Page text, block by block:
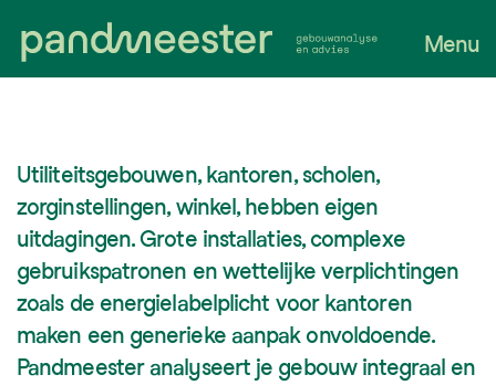
Menu
Utiliteitsgebouwen, kantoren, scholen,
zorginstellingen, winkel, hebben eigen
uitdagingen. Grote installaties, complexe
gebruikspatronen en wettelijke verplichtingen
zoals de energielabelplicht voor kantoren
maken een generieke aanpak onvoldoende.
Pandmeester analyseert je gebouw integraal en